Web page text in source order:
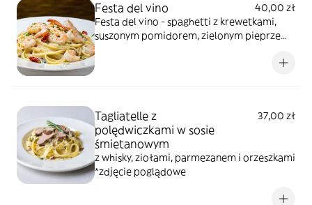
Festa del vino
40,00 zł
Festa del vino - spaghetti z krewetkami,
suszonym pomidorem, zielonym pieprzem i
Tagliatelle z
polędwiczkami w sosie
śmietanowym
37,00 zł
z whisky, ziołami, parmezanem i orzeszkami
*zdjęcie poglądowe